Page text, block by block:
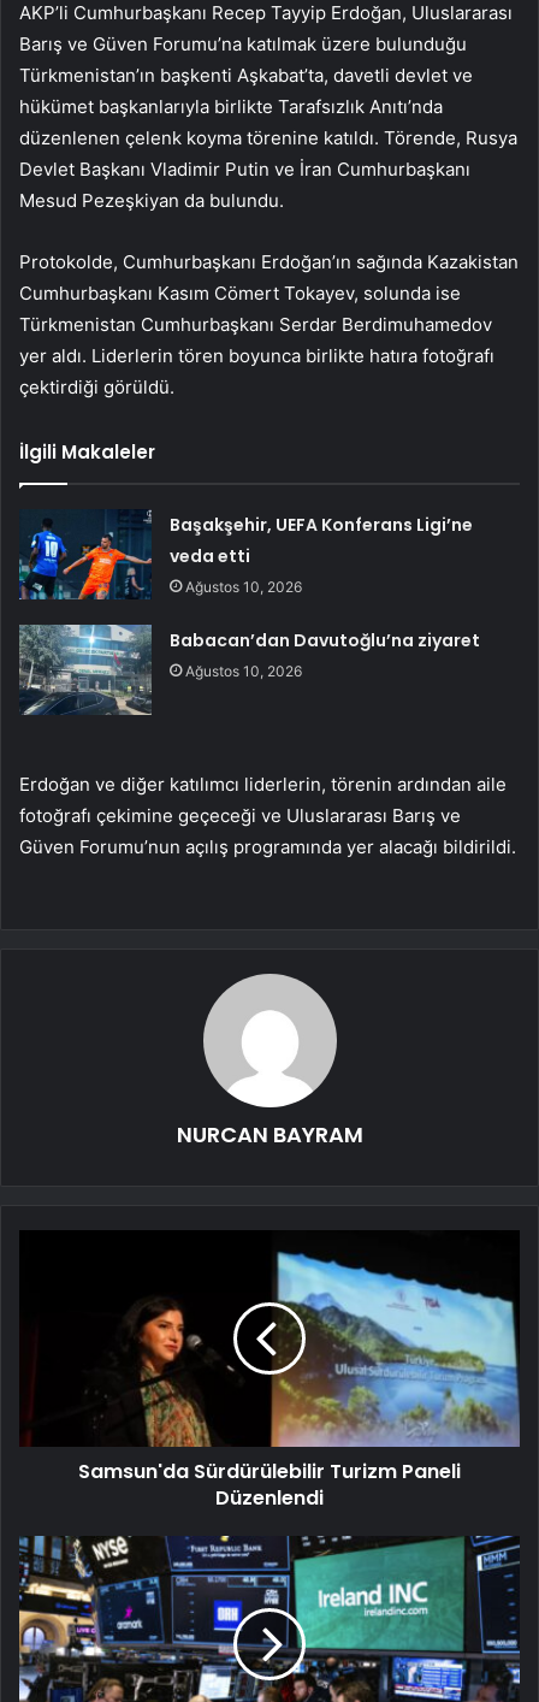
AKP’li Cumhurbaşkanı Recep Tayyip Erdoğan, Uluslararası
Barış ve Güven Forumu’na katılmak üzere bulunduğu
Türkmenistan’ın başkenti Aşkabat’ta, davetli devlet ve
hükümet başkanlarıyla birlikte Tarafsızlık Anıtı’nda
düzenlenen çelenk koyma törenine katıldı. Törende, Rusya
Devlet Başkanı Vladimir Putin ve İran Cumhurbaşkanı
Mesud Pezeşkiyan da bulundu.
Protokolde, Cumhurbaşkanı Erdoğan’ın sağında Kazakistan
Cumhurbaşkanı Kasım Cömert Tokayev, solunda ise
Türkmenistan Cumhurbaşkanı Serdar Berdimuhamedov
yer aldı. Liderlerin tören boyunca birlikte hatıra fotoğrafı
çektirdiği görüldü.
İlgili Makaleler
Başakşehir, UEFA Konferans Ligi’ne
veda etti
Ağustos 10, 2026
Babacan’dan Davutoğlu’na ziyaret
Ağustos 10, 2026
Erdoğan ve diğer katılımcı liderlerin, törenin ardından aile
fotoğrafı çekimine geçeceği ve Uluslararası Barış ve
Güven Forumu’nun açılış programında yer alacağı bildirildi.
NURCAN BAYRAM
Samsun'da Sürdürülebilir Turizm Paneli
Düzenlendi